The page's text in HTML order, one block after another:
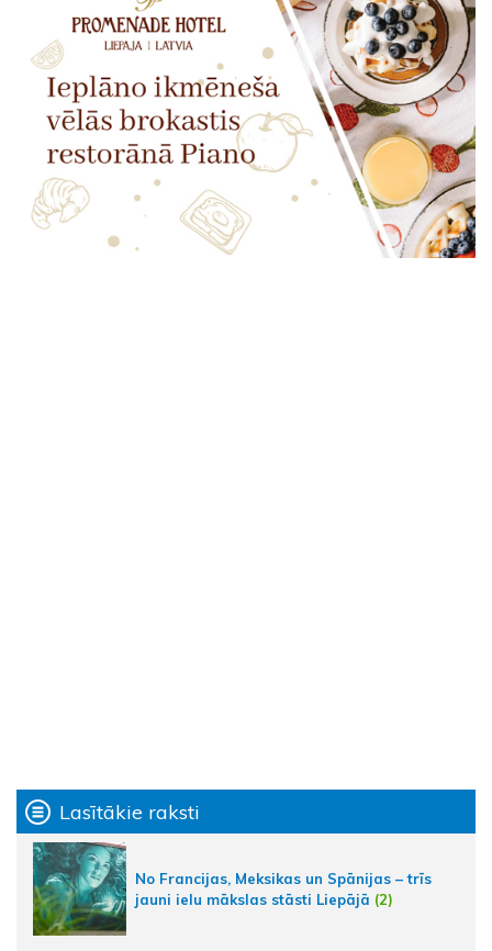
Lasītākie raksti
No Francijas, Meksikas un Spānijas – trīs
jauni ielu mākslas stāsti Liepājā (2)